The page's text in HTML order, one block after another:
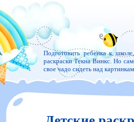
Подготовить ребенка к
раскраски Текна Винкс. Но
свое чадо сидеть над